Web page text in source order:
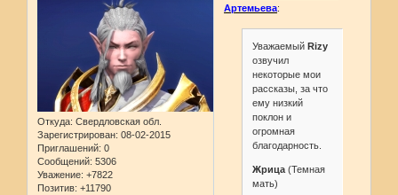
Откуда: Свердловская обл.
Зарегистрирован: 08-02-2015
Приглашений: 0
Сообщений: 5306
Уважение: +7822
Позитив: +11790
Артемьева:
Уважаемый Rizy
озвучил
некоторые мои
рассказы, за что
ему низкий
поклон и
огромная
благодарность.
Жрица (Темная
мать)